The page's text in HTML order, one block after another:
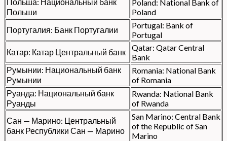
Польши
Poland: National Bank of
Poland
Португалия: Банк Португалии
Portugal: Bank of
Portugal
Катар: Катар Центральный банк
Qatar: Qatar Central
Bank
Румынии: Национальный банк
Румынии
Romania: National Bank
of Romania
Руанда: Национальный банк
Руанды
Rwanda: National Bank
of Rwanda
Сан — Марино: Центральный
банк Республики Сан — Марино
San Marino: Central Bank
of the Republic of San
Marino